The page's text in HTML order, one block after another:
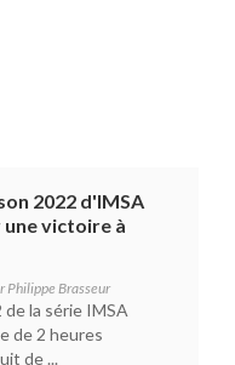
2022 d'IMSA
une victoire à
Philippe Brasseur
la série IMSA
de 2 heures
de ...